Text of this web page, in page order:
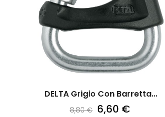
DELTA Grigio Con Barretta...
8,80 € 6,60 €